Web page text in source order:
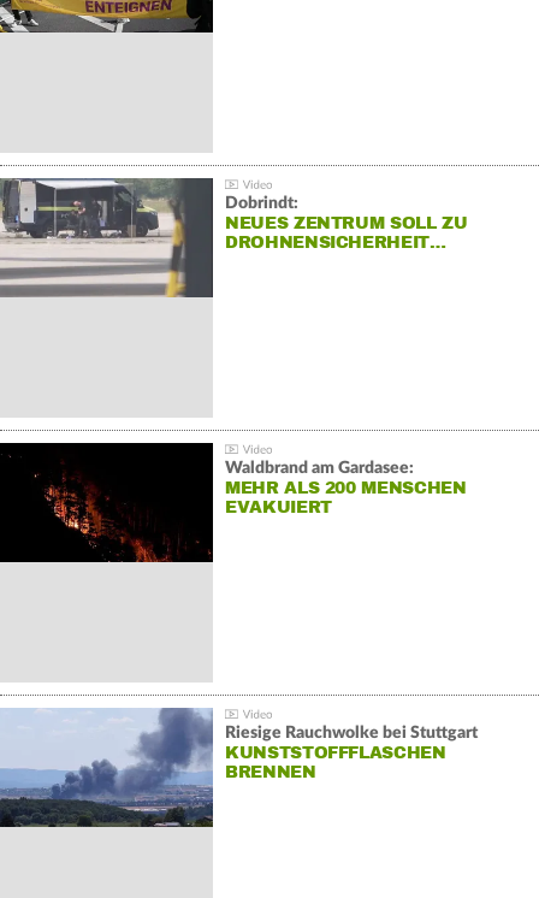
Dobrindt:
NEUES ZENTRUM SOLL ZU
DROHNENSICHERHEIT…
Waldbrand am Gardasee:
MEHR ALS 200 MENSCHEN
EVAKUIERT
Riesige Rauchwolke bei Stuttgart
KUNSTSTOFFFLASCHEN
BRENNEN